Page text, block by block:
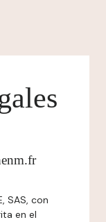
SAS, con
en el